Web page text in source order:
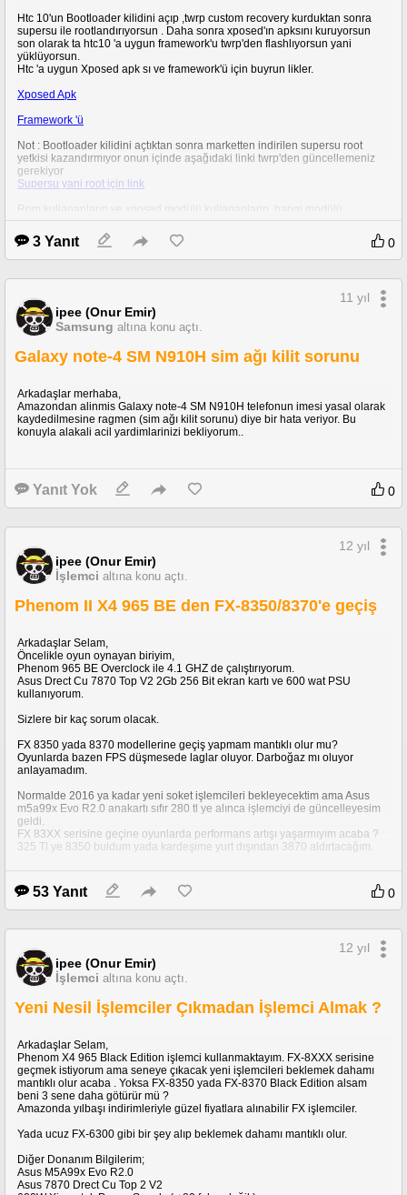
Htc 10'un Bootloader kilidini açıp ,twrp custom recovery kurduktan sonra
supersu ile rootlandırıyorsun . Daha sonra xposed'ın apksını kuruyorsun
son olarak ta htc10 'a uygun framework'u twrp'den flashlıyorsun yani
yüklüyorsun.
Htc 'a uygun Xposed apk sı ve framework'ü için buyrun likler.
Xposed Apk
Framework 'ü
Not : Bootloader kilidini açtıktan sonra marketten indirilen supersu root
yetkisi kazandırmıyor onun içinde aşağıdaki linki twrp'den güncellemeniz
gerekiyor
Supersu yani root için link
kullandıklarını ,tavsiyelerini ve rom yorumlarını burada paylasmalarini rica
ediyorum.
3 Yanıt 0
ipee (Onur Emir)
Samsung altına konu açtı.
11 yıl
Galaxy note-4 SM N910H sim ağı kilit sorunu
Arkadaşlar merhaba,
Amazondan alinmis Galaxy note-4 SM N910H telefonun imesi yasal olarak
kaydedilmesine ragmen (sim ağı kilit sorunu) diye bir hata veriyor. Bu
konuyla alakali acil yardimlarinizi bekliyorum..
Yanıt Yok 0
ipee (Onur Emir)
İşlemci altına konu açtı.
12 yıl
Phenom II X4 965 BE den FX-8350/8370'e geçiş
Arkadaşlar Selam,
Öncelikle oyun oynayan biriyim,
Phenom 965 BE Overclock ile 4.1 GHZ de çalıştırıyorum.
Asus Drect Cu 7870 Top V2 2Gb 256 Bit ekran kartı ve 600 wat PSU
kullanıyorum.
Sizlere bir kaç sorum olacak.
FX 8350 yada 8370 modellerine geçiş yapmam mantıklı olur mu?
Oyunlarda bazen FPS düşmesede laglar oluyor. Darboğaz mı oluyor
anlayamadım.
Normalde 2016 ya kadar yeni soket işlemcileri bekleyecektim ama Asus
m5a99x Evo R2.0 anakartı sıfır 280 tl ye alınca işlemciyi de güncelleyesim
geldi.
FX 83XX serisine geçine oyunlarda performans artışı yaşarmıyım acaba ?
325 Tl ye 8350 buldum yada kardeşime yurt dışından 3870 aldırtacağım.
Teşekkürler. (Benzeri konuyu tekrar açmıştım . Kusura bakmayın )
53 Yanıt 0
ipee (Onur Emir)
İşlemci altına konu açtı.
12 yıl
Yeni Nesil İşlemciler Çıkmadan İşlemci Almak ?
Arkadaşlar Selam,
Phenom X4 965 Black Edition işlemci kullanmaktayım. FX-8XXX serisine
geçmek istiyorum ama seneye çıkacak yeni işlemcileri beklemek dahamı
mantıklı olur acaba . Yoksa FX-8350 yada FX-8370 Black Edition alsam
beni 3 sene daha götürür mü ?
Amazonda yılbaşı indirimleriyle güzel fiyatlara alınabilir FX işlemciler.
Yada ucuz FX-6300 gibi bir şey alıp beklemek dahamı mantıklı olur.
Diğer Donanım Bilgilerim;
Asus M5A99x Evo R2.0
Asus 7870 Drect Cu Top 2 V2